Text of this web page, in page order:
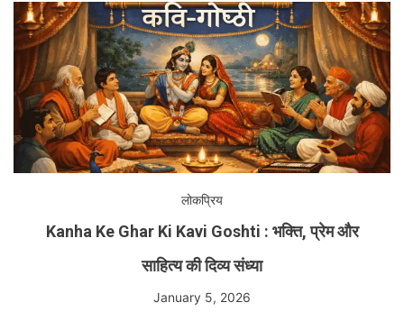
लोकप्रिय
Kanha Ke Ghar Ki Kavi Goshti : भक्ति, प्रेम और
साहित्य की दिव्य संध्या
January 5, 2026